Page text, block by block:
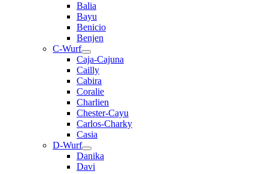
Balia
Bayu
Benicio
Benjen
C-Wurf
Caja-Cajuna
Cailly
Cabira
Coralie
Charlien
Chester-Cayu
Carlos-Charky
Casia
D-Wurf
Danika
Davi